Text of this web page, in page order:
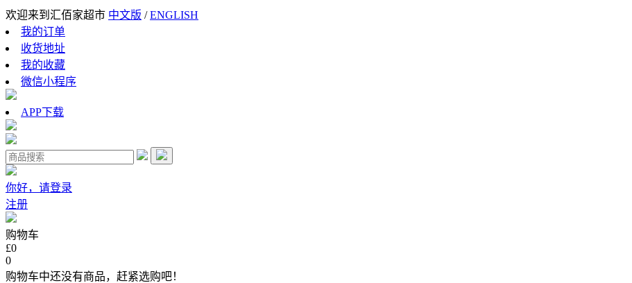
欢迎来到汇佰家超市 中文版 /ENGLISH
我的订单
收货地址
我的收藏
微信小程序
APP下载
你好，请登录
注册
购物车
£0
0
购物车中还没有商品，赶紧选购吧！